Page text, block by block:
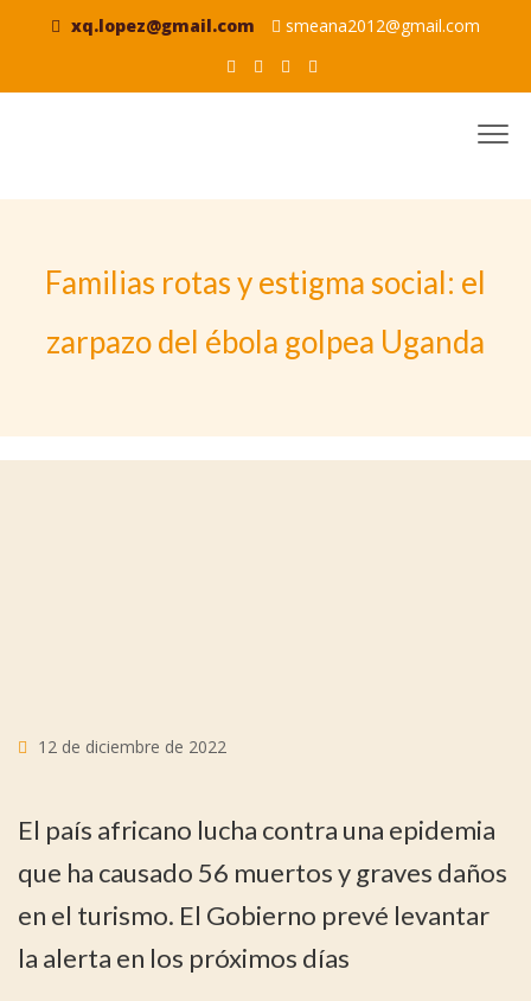
xq.lopez@gmail.com smeana2012@gmail.com
Familias rotas y estigma social: el
zarpazo del ébola golpea Uganda
12 de diciembre de 2022
El país africano lucha contra una epidemia
que ha causado 56 muertos y graves daños
en el turismo. El Gobierno prevé levantar
la alerta en los próximos días